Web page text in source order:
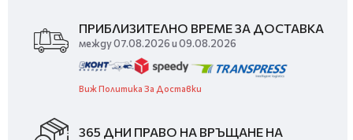
ПРИБЛИЗИТЕЛНО ВРЕМЕ ЗА ДОСТАВКА
между 07.08.2026 и 09.08.2026
Виж Политика За Доставки
365 ДНИ ПРАВО НА ВРЪЩАНЕ НА